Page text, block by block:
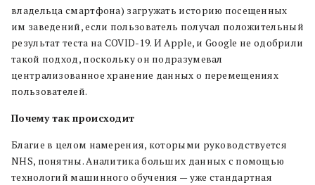
владельца смартфона) загружать историю посещенных
им заведений, если пользователь получал положительный
результат теста на COVID-19. И Apple, и Google не одобрили
такой подход, поскольку он подразумевал
централизованное хранение данных о перемещениях
пользователей.
Почему так происходит
Благие в целом намерения, которыми руководствуется
NHS, понятны. Аналитика больших данных с помощью
технологий машинного обучения — уже стандартная